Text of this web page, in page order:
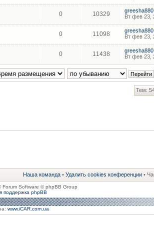
0 10329
greesha880
Вт фев 23,
0 11098
greesha880
Вт фев 23,
0 11438
greesha880
Вт фев 23,
Тем:
Наша команда • Удалить cookies конференции •
Forum Software © phpBB Group
поддержка phpBB
www.iCAR.com.ua